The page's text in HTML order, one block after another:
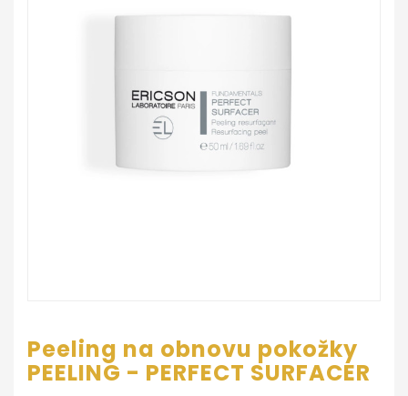
Peeling na obnovu pokožky
PEELING - PERFECT SURFACER